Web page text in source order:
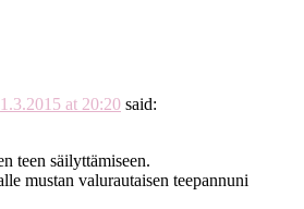
1.3.2015 at 20:20 said:
teen säilyttämiseen.
mustan valurautaisen teepannuni